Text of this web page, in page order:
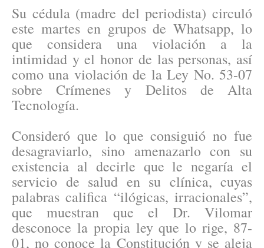
Su cédula (madre del periodista) circuló
este martes en grupos de Whatsapp, lo
que considera una violación a la
intimidad y el honor de las personas, así
como una violación de la Ley No. 53-07
sobre Crímenes y Delitos de Alta
Tecnología.
Consideró que lo que consiguió no fue
desagraviarlo, sino amenazarlo con su
existencia al decirle que le negaría el
servicio de salud en su clínica, cuyas
palabras califica “ilógicas, irracionales”,
que muestran que el Dr. Vilomar
desconoce la propia ley que lo rige, 87-
01, no conoce la Constitución y se aleja